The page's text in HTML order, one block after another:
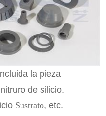
la pieza
de silicio,
Sustrato, etc.